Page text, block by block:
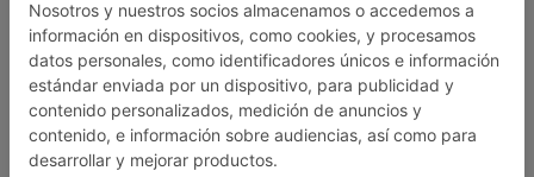
VOLVER AL LISTADO
Nosotros y nuestros socios almacenamos o accedemos a
información en dispositivos, como cookies, y procesamos
datos personales, como identificadores únicos e información
estándar enviada por un dispositivo, para publicidad y
contenido personalizados, medición de anuncios y
contenido, e información sobre audiencias, así como para
desarrollar y mejorar productos.